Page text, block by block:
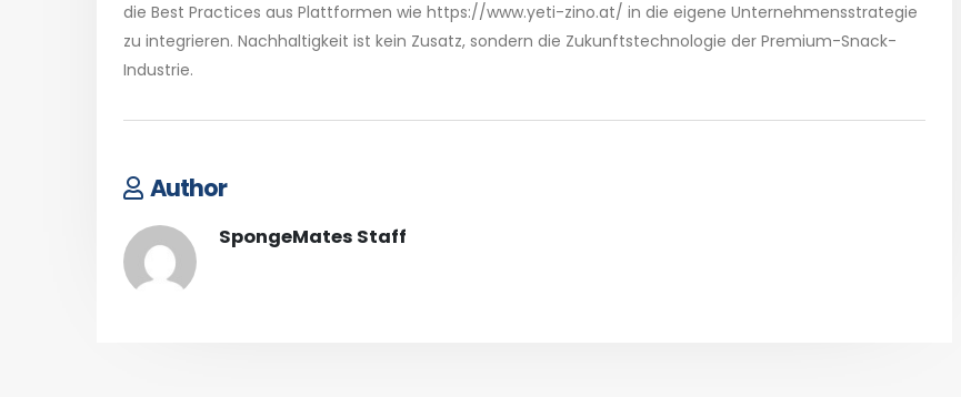
die Best Practices aus Plattformen wie https://www.yeti-zino.at/ in die eigene Unternehmensstrategie
zu integrieren. Nachhaltigkeit ist kein Zusatz, sondern die Zukunftstechnologie der Premium-Snack-
Industrie.
Author
SpongeMates Staff